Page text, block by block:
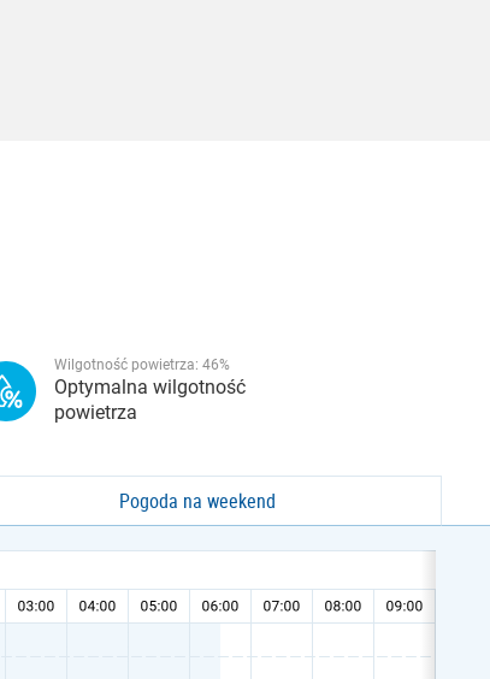
Wilgotność powietrza: 46%
Optymalna wilgotność
powietrza
Pogoda na weekend